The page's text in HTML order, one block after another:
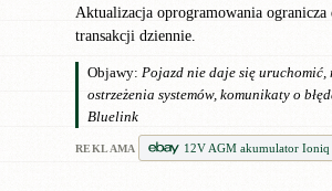
Aktualizacja oprogramowania ogranicza
transakcji dziennie.
Objawy: Pojazd nie daje się uruchomić,
ostrzeżenia systemów, komunikaty o
Bluelink
REKLAMA 12V AGM akumulator Ioniq